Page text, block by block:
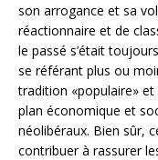
son arrogance et sa
réactionnaire et de
le passé s’était
se référant plus ou
tradition «populaire»
plan économique et
néolibéraux. Bien sûr,
contribuer à rassurer